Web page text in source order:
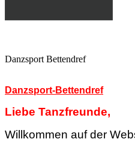
Danzsport Bettendref
Danzsport-Bettendref
Liebe Tanzfreunde,
Willkommen auf der